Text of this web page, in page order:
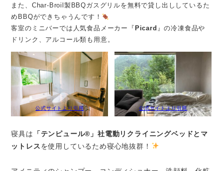
また、Char-Broil製BBQガスグリルを無料で貸し出ししているた
めBBQができちゃうんです！
客室のミニバーでは人気食品メーカー『 Picard 』の冷凍食品や
ドリンク、アルコール類も用意。
公式サイトより引用 公式サイトより引用
寝具は
「テンピュール®」社電動リクライニングベッドとマ
ットレスを使用しているため寝心地抜群！